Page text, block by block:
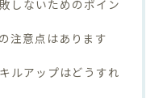
しないためのポイン
注意点はあります
ルアップはどうすれ